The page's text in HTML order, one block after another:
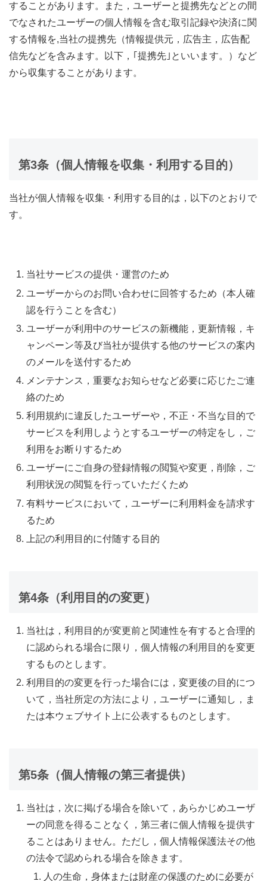
することがあります。また，ユーザーと提携先などとの間
でなされたユーザーの個人情報を含む取引記録や決済に関
する情報を,当社の提携先（情報提供元，広告主，広告配
信先などを含みます。以下，｢提携先｣といいます。）など
から収集することがあります。
第3条（個人情報を収集・利用する目的）
当社が個人情報を収集・利用する目的は，以下のとおりで
す。
当社サービスの提供・運営のため
ユーザーからのお問い合わせに回答するため（本人確
認を行うことを含む）
ユーザーが利用中のサービスの新機能，更新情報，キ
ャンペーン等及び当社が提供する他のサービスの案内
のメールを送付するため
メンテナンス，重要なお知らせなど必要に応じたご連
絡のため
利用規約に違反したユーザーや，不正・不当な目的で
サービスを利用しようとするユーザーの特定をし，ご
利用をお断りするため
ユーザーにご自身の登録情報の閲覧や変更，削除，ご
利用状況の閲覧を行っていただくため
有料サービスにおいて，ユーザーに利用料金を請求す
るため
上記の利用目的に付随する目的
第4条（利用目的の変更）
当社は，利用目的が変更前と関連性を有すると合理的
に認められる場合に限り，個人情報の利用目的を変更
するものとします。
利用目的の変更を行った場合には，変更後の目的につ
いて，当社所定の方法により，ユーザーに通知し，ま
たは本ウェブサイト上に公表するものとします。
第5条（個人情報の第三者提供）
当社は，次に掲げる場合を除いて，あらかじめユーザ
ーの同意を得ることなく，第三者に個人情報を提供す
ることはありません。ただし，個人情報保護法その他
の法令で認められる場合を除きます。
人の生命，身体または財産の保護のために必要が